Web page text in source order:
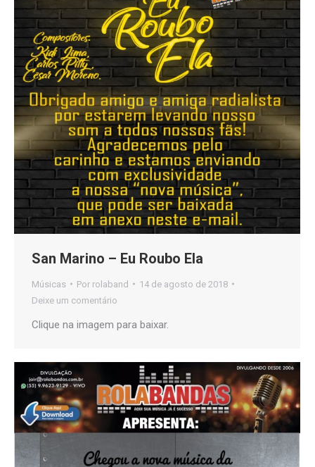
San Marino – Eu Roubo Ela
Músicas Por rolaband
14 de agosto de 2018
Deixe um comentário
Clique na imagem para baixar.